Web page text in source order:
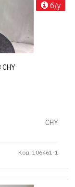
CHY
Код: 106461-1
б/у